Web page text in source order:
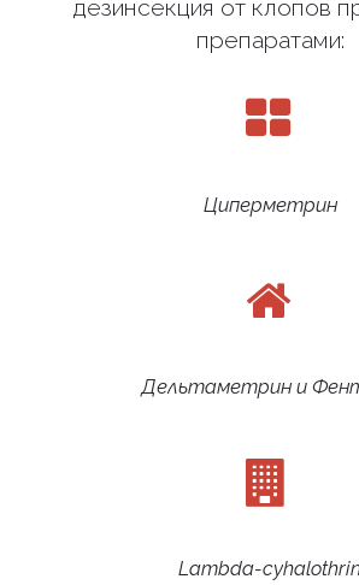
дезинсекция от клопов
препаратами:
Циперметрин
Дельтаметрин и
Lambda-